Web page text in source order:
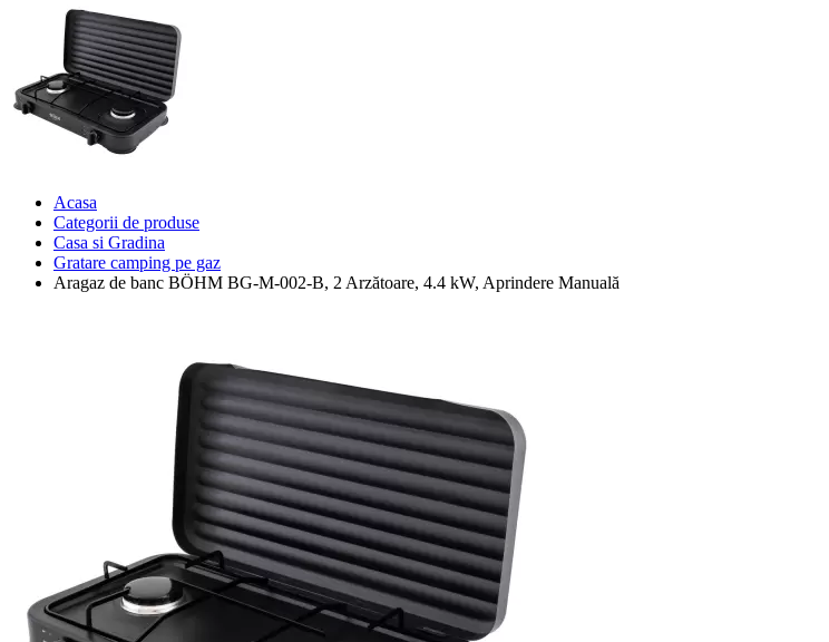
Acasa
Categorii de produse
Casa si Gradina
Gratare camping pe gaz
Aragaz de banc BÖHM BG-M-002-B, 2 Arzătoare, 4.4 kW, Aprindere Manuală